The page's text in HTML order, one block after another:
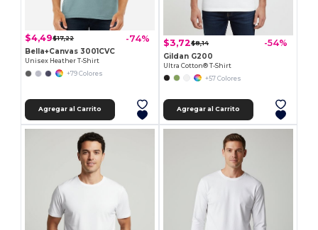
$4,49$17,22 -74%
Bella+Canvas 3001CVC
Unisex Heather T-Shirt
+79 Colores
Agregar al Carrito
$3,72$8,14 -54%
Gildan G200
Ultra Cotton® T-Shirt
+57 Colores
Agregar al Carrito